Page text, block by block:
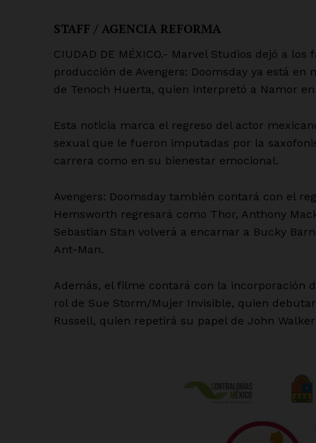
STAFF / AGENCIA REFORMA
CIUDAD DE MÉXICO.- Marvel Studios dejó a
producción de Avengers: Doomsday ya está
de Tenoch Huerta, quien interpretó a Namor en
Esta noticia marca el regreso del actor
sexual que le fueron imputadas por la
carrera como en su bienestar emocional.
Avengers: Doomsday también contará con el
Hemsworth regresará como Thor, Anthony
Sebastian Stan volverá a encarnar a Bucky
Ant-Man.
Además, el filme contará con la incorporación
rol de Sue Storm/Mujer Invisible, quien
Russell, quien repetirá su papel de John